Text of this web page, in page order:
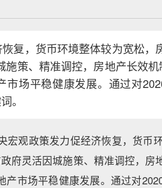
复，货币环境整体较为宽松，
施策、精准调控，房地产长效
市场平稳健康发展。通过对
。
宏观政策发力促经济恢复，货币
府灵活因城施策、精准调控，房
市场平稳健康发展。通过对